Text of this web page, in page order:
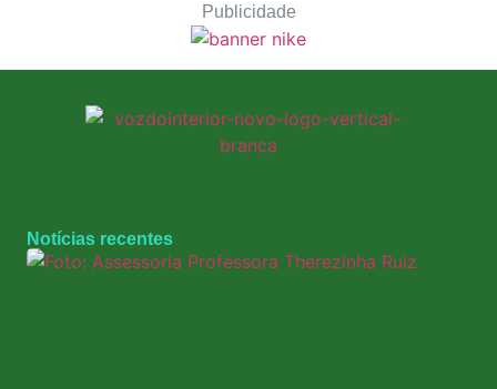
Publicidade
Notícias recentes